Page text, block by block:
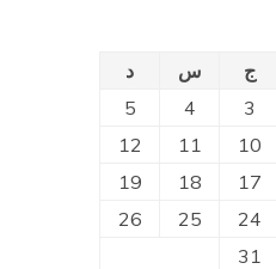
ج س
د
3
4
5
10
11
12
17
18
19
24
25
26
31